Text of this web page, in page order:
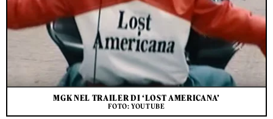
MGK NEL TRAILER DI ‘LOST AMERICANA’
FOTO: YOUTUBE